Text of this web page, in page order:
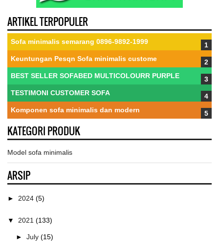
ARTIKEL TERPOPULER
Sofa minimalis semarang 0896-9892-1999
Keuntungan Pesqn Sofa minimalis custome
BEST SELLER SOFABED MULTICOLOURR PURPLE
TESTIMONI CUSTOMER SOFA
Komponen sofa minimalis dan modern
KATEGORI PRODUK
Model sofa minimalis
ARSIP
► 2024 (5)
▼ 2021 (133)
► July (15)